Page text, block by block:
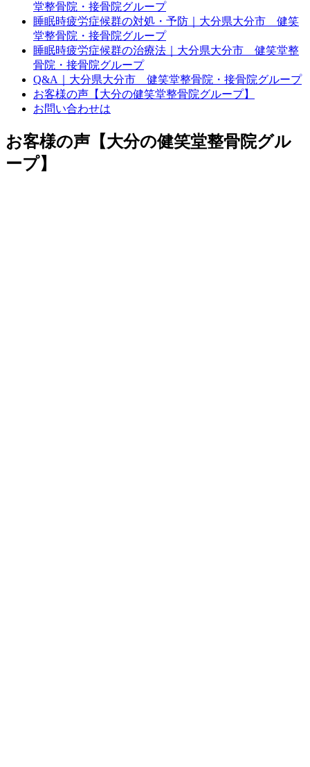
堂整骨院・接骨院グループ
睡眠時疲労症候群の対処・予防｜大分県大分市 健笑
堂整骨院・接骨院グループ
睡眠時疲労症候群の治療法｜大分県大分市 健笑堂整
骨院・接骨院グループ
Q&A｜大分県大分市 健笑堂整骨院・接骨院グループ
お客様の声【大分の健笑堂整骨院グループ】
お問い合わせは
お客様の声【大分の健笑堂整骨院グル
ープ】